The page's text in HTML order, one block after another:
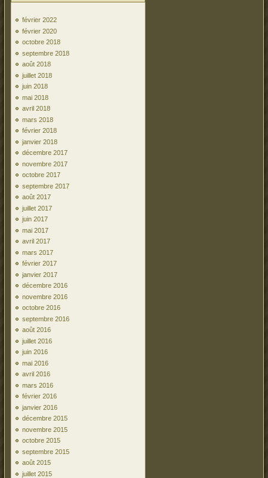
février 2022
février 2020
octobre 2018
septembre 2018
août 2018
juillet 2018
juin 2018
mai 2018
avril 2018
mars 2018
février 2018
janvier 2018
décembre 2017
novembre 2017
octobre 2017
septembre 2017
août 2017
juillet 2017
juin 2017
mai 2017
avril 2017
mars 2017
février 2017
janvier 2017
décembre 2016
novembre 2016
octobre 2016
septembre 2016
août 2016
juillet 2016
juin 2016
mai 2016
avril 2016
mars 2016
février 2016
janvier 2016
décembre 2015
novembre 2015
octobre 2015
septembre 2015
août 2015
juillet 2015